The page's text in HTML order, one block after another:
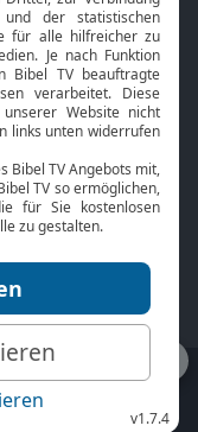
Online-Bibel
Gottesdienst
Empfang
Datenschutz
Bibel TV App